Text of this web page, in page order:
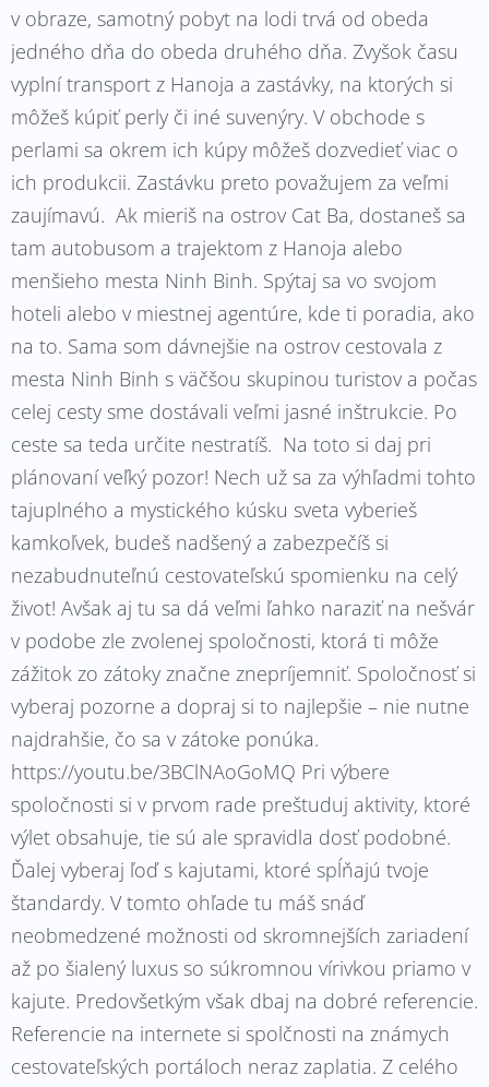
v obraze, samotný pobyt na lodi trvá od obeda
jedného dňa do obeda druhého dňa. Zvyšok času
vyplní transport z Hanoja a zastávky, na ktorých si
môžeš kúpiť perly či iné suvenýry. V obchode s
perlami sa okrem ich kúpy môžeš dozvedieť viac o
ich produkcii. Zastávku preto považujem za veľmi
zaujímavú. Ak mieriš na ostrov Cat Ba, dostaneš sa
tam autobusom a trajektom z Hanoja alebo
menšieho mesta Ninh Binh. Spýtaj sa vo svojom
hoteli alebo v miestnej agentúre, kde ti poradia, ako
na to. Sama som dávnejšie na ostrov cestovala z
mesta Ninh Binh s väčšou skupinou turistov a počas
celej cesty sme dostávali veľmi jasné inštrukcie. Po
ceste sa teda určite nestratíš. Na toto si daj pri
plánovaní veľký pozor! Nech už sa za výhľadmi tohto
tajuplného a mystického kúsku sveta vyberieš
kamkoľvek, budeš nadšený a zabezpečíš si
nezabudnuteľnú cestovateľskú spomienku na celý
život! Avšak aj tu sa dá veľmi ľahko naraziť na nešvár
v podobe zle zvolenej spoločnosti, ktorá ti môže
zážitok zo zátoky značne znepríjemniť. Spoločnosť si
vyberaj pozorne a dopraj si to najlepšie – nie nutne
najdrahšie, čo sa v zátoke ponúka.
https://youtu.be/3BClNAoGoMQ Pri výbere
spoločnosti si v prvom rade preštuduj aktivity, ktoré
výlet obsahuje, tie sú ale spravidla dosť podobné.
Ďalej vyberaj ľoď s kajutami, ktoré spĺňajú tvoje
štandardy. V tomto ohľade tu máš snáď
neobmedzené možnosti od skromnejších zariadení
až po šialený luxus so súkromnou vírivkou priamo v
kajute. Predovšetkým však dbaj na dobré referencie.
Referencie na internete si spolčnosti na známych
cestovateľských portáloch neraz zaplatia. Z celého